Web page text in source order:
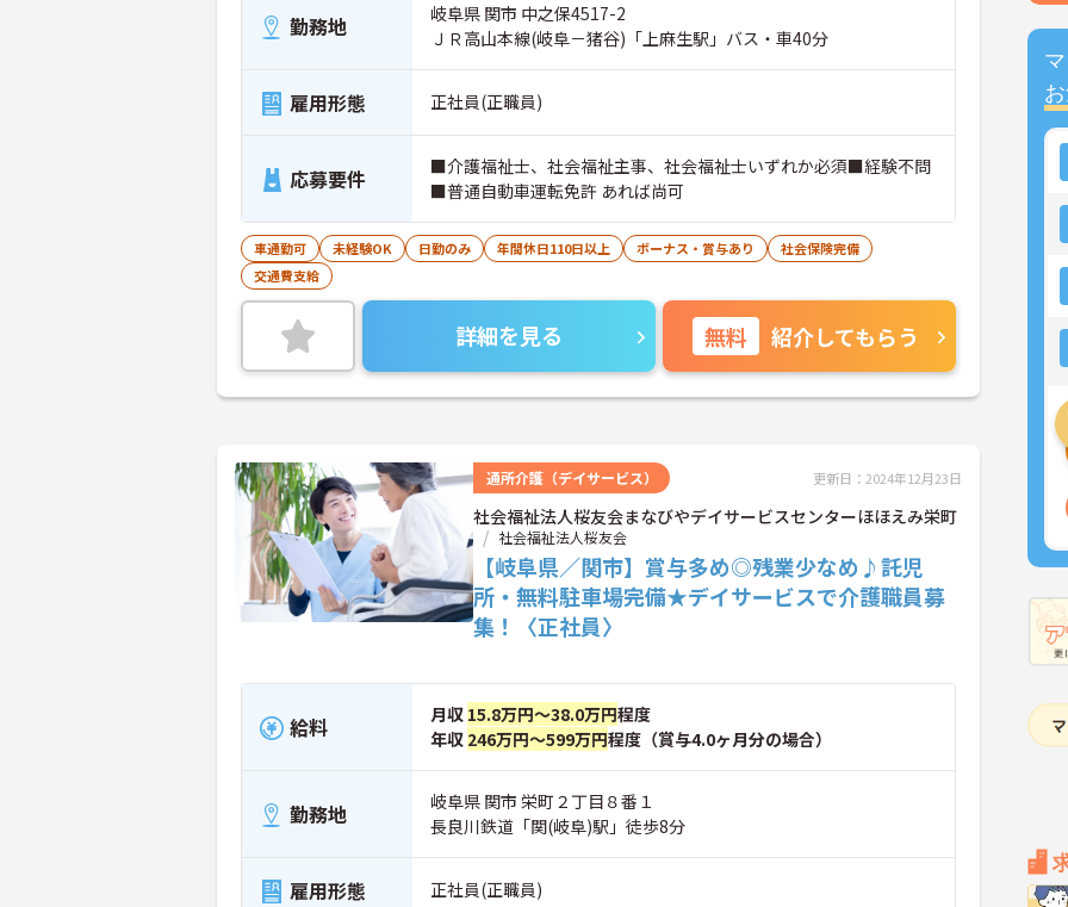
勤務地
岐阜県 関市 中之保4517-2
ＪＲ高山本線(岐阜－猪谷)「上麻生駅」バス・車40分
雇用形態 正社員(正職員)
応募要件
■介護福祉士、社会福祉主事、社会福祉士いずれか必須■経験不問
■普通自動車運転免許 あれば尚可
車通勤可 未経験OK 日勤のみ 年間休日110日以上 ボーナス・賞与あり
社会保険完備
交通費支給
詳細を見る 無料 紹介してもらう
通所介護（デイサービス） 更新日：2024年12月23日
社会福祉法人桜友会まなびやデイサービスセンターほほえみ栄町
社会福祉法人桜友会
【岐阜県／関市】賞与多め◎残業少なめ♪託児
所・無料駐車場完備★デイサービスで介護職員募
集！〈正社員〉
給料 月収 15.8万円～38.0万円程度
年収 246万円～599万円程度（賞与4.0ヶ月分の場合）
勤務地
岐阜県 関市 栄町２丁目８番１
長良川鉄道「関(岐阜)駅」徒歩8分
雇用形態 正社員(正職員)